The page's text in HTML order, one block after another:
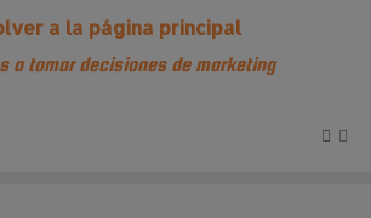
a tomar decisiones de marketing